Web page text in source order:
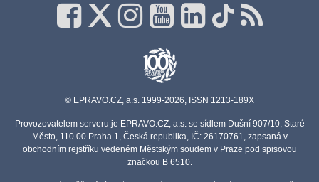
© EPRAVO.CZ, a.s. 1999-2026, ISSN 1213-189X
Provozovatelem serveru je EPRAVO.CZ, a.s. se sídlem Dušní 907/10, Staré
Město, 110 00 Praha 1, Česká republika, IČ: 26170761, zapsaná v
obchodním rejstříku vedeném Městským soudem v Praze pod spisovou
značkou B 6510.